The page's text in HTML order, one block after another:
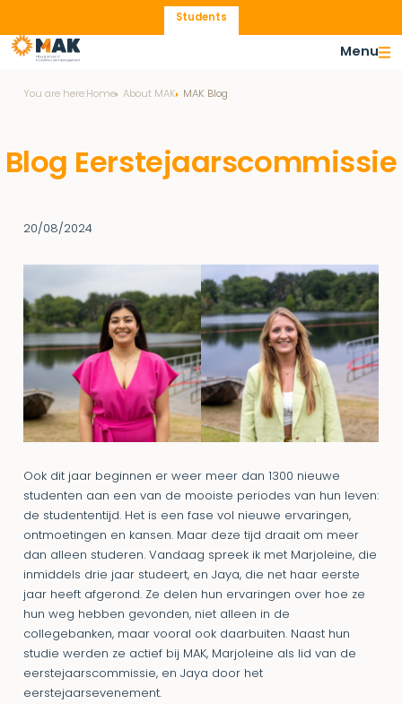
Students
Menu
You are here:Home About MAK MAK Blog
Blog Eerstejaarscommissie
20/08/2024
Ook dit jaar beginnen er weer meer dan 1300 nieuwe
studenten aan een van de mooiste periodes van hun leven:
de studententijd. Het is een fase vol nieuwe ervaringen,
ontmoetingen en kansen. Maar deze tijd draait om meer
dan alleen studeren. Vandaag spreek ik met Marjoleine, die
inmiddels drie jaar studeert, en Jaya, die net haar eerste
jaar heeft afgerond. Ze delen hun ervaringen over hoe ze
hun weg hebben gevonden, niet alleen in de
collegebanken, maar vooral ook daarbuiten. Naast hun
studie werden ze actief bij MAK, Marjoleine als lid van de
eerstejaarscommissie, en Jaya door het
eerstejaarsevenement.